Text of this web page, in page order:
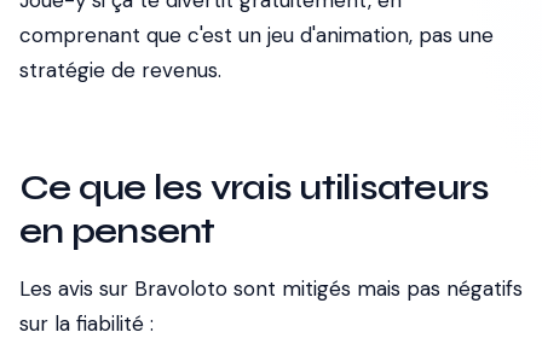
comprenant que c'est un jeu d'animation, pas une
stratégie de revenus.
Ce que les vrais utilisateurs
en pensent
Les avis sur Bravoloto sont mitigés mais pas négatifs
sur la fiabilité :